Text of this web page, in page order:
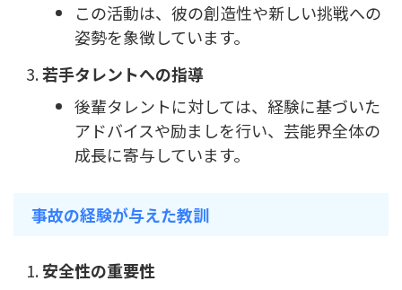
この活動は、彼の創造性や新しい挑戦への
姿勢を象徴しています。
若手タレントへの指導
後輩タレントに対しては、経験に基づいた
アドバイスや励ましを行い、芸能界全体の
成長に寄与しています。
事故の経験が与えた教訓
安全性の重要性